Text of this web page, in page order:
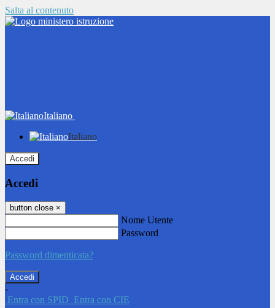
Salta al contenuto
Italiano
Italiano
Accedi
Accedi
button close ×
Nome Utente
Password
Password dimenticata?
-
Entra con SPID Entra con CIE